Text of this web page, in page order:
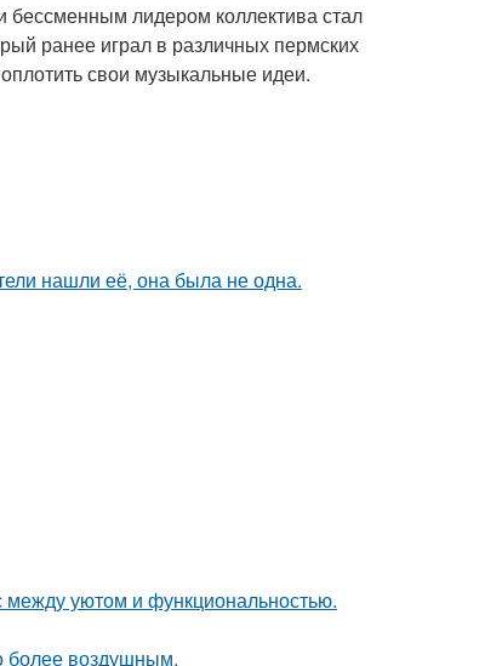
лидером коллектива стал
ранее играл в различных пермских
свои музыкальные идеи.
нашли её, она была не одна.
между уютом и функциональностью.
более воздушным.